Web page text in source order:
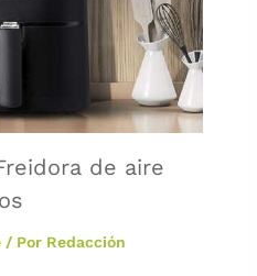
de aire
/ Por Redacción